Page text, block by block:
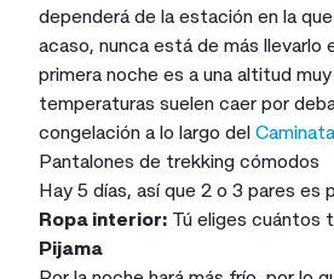
dependerá de la estación en la
acaso, nunca está de más llevarlo
primera noche es a una altitud
temperaturas suelen caer por
congelación a lo largo del
Pantalones de trekking cómodos
Hay 5 días, así que 2 o 3 pares es
Ropa interior: Tú eliges cuántos
Pijama